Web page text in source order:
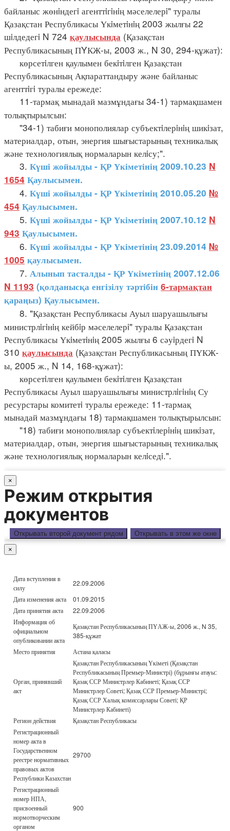
байланыс жөнiндегi агенттiгiнiң мәселелерi" туралы
Қазақстан Республикасы Үкiметiнiң 2003 жылғы 22
шiлдедегi N 724 қаулысында (Қазақстан
Республикасының ПYКЖ-ы, 2003 ж., N 30, 294-құжат):
көрсетiлген қаулымен бекiтiлген Қазақстан
Республикасының Ақпараттандыру және байланыс
агенттiгi туралы ережеде:
11-тармақ мынадай мазмұндағы 34-1) тармақшамен
толықтырылсын:
"34-1) табиғи монополиялар субъектiлерiнiң шикiзат,
материалдар, отын, энергия шығыстарының техникалық
және технологиялық нормаларын келiсу;".
3. Күші жойылды - ҚР Үкіметінің 2009.10.23 N
1654 Қаулысымен.
4. Күші жойылды - ҚР Үкіметінің 2010.05.20 №
454 Қаулысымен.
5. Күші жойылды - ҚР Үкіметінің 2007.10.12 N
943 Қаулысымен.
6. Күші жойылды - ҚР Үкіметінің 23.09.2014 №
1005 қаулысымен.
7. Алынып тасталды - ҚР Үкіметінің 2007.12.06
N 1193 (қолданысқа енгізілу тәртібін 6-тармақтан
қараңыз) Қаулысымен.
8. "Қазақстан Республикасы Ауыл шаруашылығы
министрлiгiнiң кейбiр мәселелерi" туралы Қазақстан
Республикасы Үкiметiнiң 2005 жылғы 6 сәуiрдегi N
310 қаулысында (Қазақстан Республикасының ПҮКЖ-
ы, 2005 ж., N 14, 168-құжат):
көрсетiлген қаулымен бекiтiлген Қазақстан
Республикасы Ауыл шаруашылығы министрлiгiнiң Су
ресурстары комитетi туралы ережеде: 11-тармақ
мынадай мазмұндағы 18) тармақшамен толықтырылсын:
"18) табиғи монополиялар субъектiлерiнiң шикiзат,
материалдар, отын, энергия шығыстарының техникалық
және технологиялық нормаларын келiседi.".
×
Режим открытия
документов
Открывать второй документ рядом Открывать в этом же окне
×
Дата вступления в
силу
22.09.2006
Дата изменения акта
01.09.2015
Дата принятия акта
22.09.2006
Информация об
официальном
опубликовании акта
Қазақстан Республикасының ПҮАЖ-ы, 2006 ж., N 35,
385-құжат
Место принятия
Астана қаласы
Орган, принявший
акт
Қазақстан Республикасының Үкіметі (Қазақстан
Республикасының Премьер-Министрі) (бұрынғы атауы:
Қазақ ССР Министрлер Кабинеті; Қазақ ССР
Министрлер Советі; Қазақ ССР Премьер-Министрі;
Қазақ ССР Халық комиссарлары Советі; ҚР
Министрлер Кабинеті)
Регион действия
Қазақстан Республикасы
Регистрационный
номер акта в
Государственном
реестре нормативных
правовых актов
Республики Казахстан
29700
Регистрационный
номер НПА,
присвоенный
нормотворческим
органом
900